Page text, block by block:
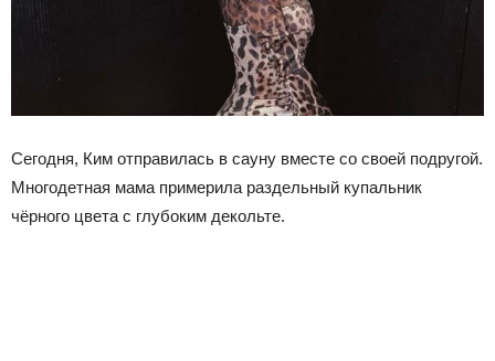
Сегодня, Ким отправилась в сауну вместе со своей подругой.
Многодетная мама примерила раздельный купальник
чёрного цвета с глубоким декольте.